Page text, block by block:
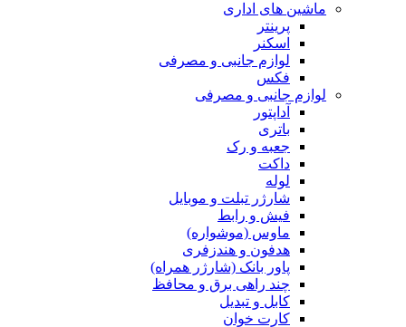
ماشین های اداری
پرینتر
اسکنر
لوازم جانبی و مصرفی
فکس
لوازم جانبی و مصرفی
آداپتور
باتری
جعبه و رک
داکت
لوله
شارژر تبلت و موبایل
فیش و رابط
ماوس (موشواره)
هدفون و هندزفری
پاور بانک (شارژر همراه)
چند راهی برق و محافظ
کابل و تبدیل
کارت خوان